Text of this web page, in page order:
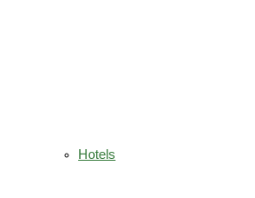
Hotels